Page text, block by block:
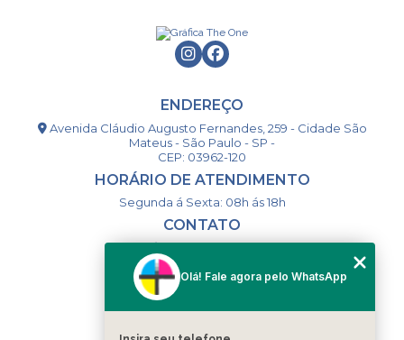
ENDEREÇO
Avenida Cláudio Augusto Fernandes, 259 - Cidade São
Mateus - São Paulo - SP -
CEP: 03962-120
HORÁRIO DE ATENDIMENTO
Segunda á Sexta: 08h ás 18h
CONTATO
(11) 98993-9556
togsm1@gmail.com
Olá! Fale agora pelo WhatsApp